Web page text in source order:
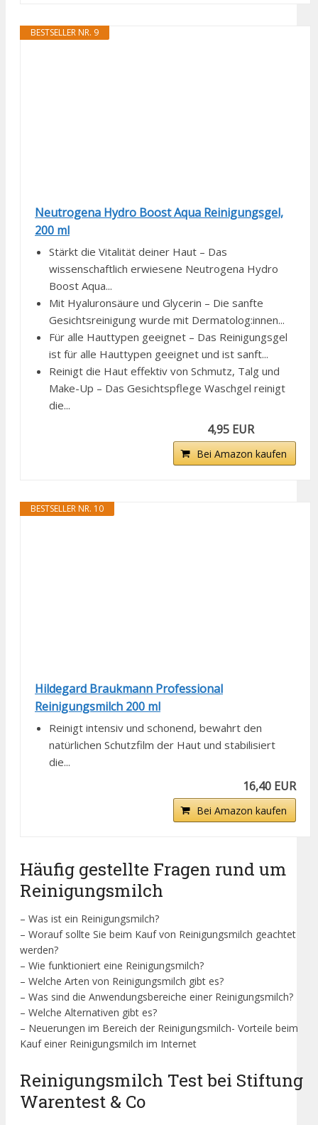
BESTSELLER NR. 9
Neutrogena Hydro Boost Aqua Reinigungsgel,
200 ml
Stärkt die Vitalität deiner Haut – Das
wissenschaftlich erwiesene Neutrogena Hydro
Boost Aqua...
Mit Hyaluronsäure und Glycerin – Die sanfte
Gesichtsreinigung wurde mit Dermatolog:innen...
Für alle Hauttypen geeignet – Das Reinigungsgel
ist für alle Hauttypen geeignet und ist sanft...
Reinigt die Haut effektiv von Schmutz, Talg und
Make-Up – Das Gesichtspflege Waschgel reinigt
die...
4,95 EUR
Bei Amazon kaufen
BESTSELLER NR. 10
Hildegard Braukmann Professional
Reinigungsmilch 200 ml
Reinigt intensiv und schonend, bewahrt den
natürlichen Schutzfilm der Haut und stabilisiert
die...
16,40 EUR
Bei Amazon kaufen
Häufig gestellte Fragen rund um
Reinigungsmilch
– Was ist ein Reinigungsmilch?
– Worauf sollte Sie beim Kauf von Reinigungsmilch geachtet
werden?
– Wie funktioniert eine Reinigungsmilch?
– Welche Arten von Reinigungsmilch gibt es?
– Was sind die Anwendungsbereiche einer Reinigungsmilch?
– Welche Alternativen gibt es?
– Neuerungen im Bereich der Reinigungsmilch- Vorteile beim
Kauf einer Reinigungsmilch im Internet
Reinigungsmilch Test bei Stiftung
Warentest & Co